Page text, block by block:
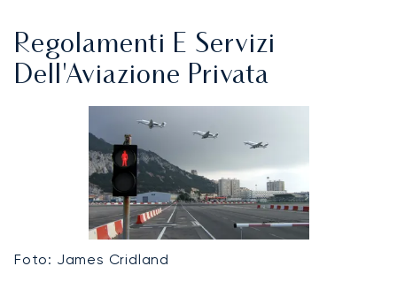
Regolamenti E Servizi
Dell'Aviazione Privata
Foto: James Cridland